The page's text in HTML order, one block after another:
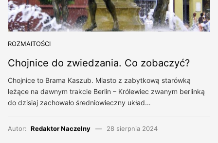
ROZMAITOŚCI
Chojnice do zwiedzania. Co zobaczyć?
Chojnice to Brama Kaszub. Miasto z zabytkową starówką
leżące na dawnym trakcie Berlin – Królewiec zwanym berlinką
do dzisiaj zachowało średniowieczny układ…
Autor: Redaktor Naczelny 28 sierpnia 2024